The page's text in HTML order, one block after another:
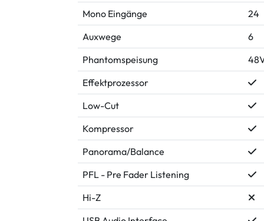
Mono Eingänge
24
Auxwege
6
Phantomspeisung
Effektprozessor
Low-Cut
Kompressor
Panorama/Balance
PFL - Pre Fader Listening
Hi-Z